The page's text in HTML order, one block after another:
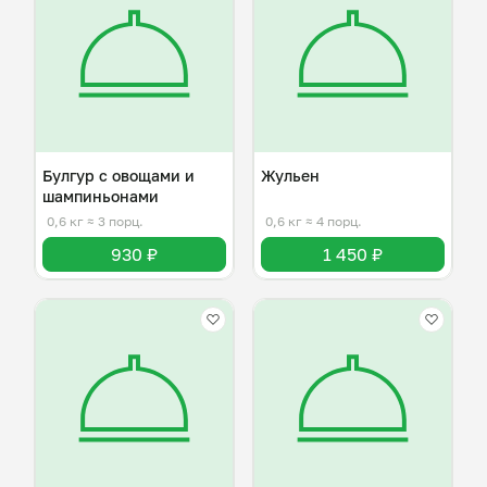
Булгур с овощами и
шампиньонами
0,6 кг ≈ 3 порц.
930 ₽
Жульен
0,6 кг ≈ 4 порц.
1 450 ₽